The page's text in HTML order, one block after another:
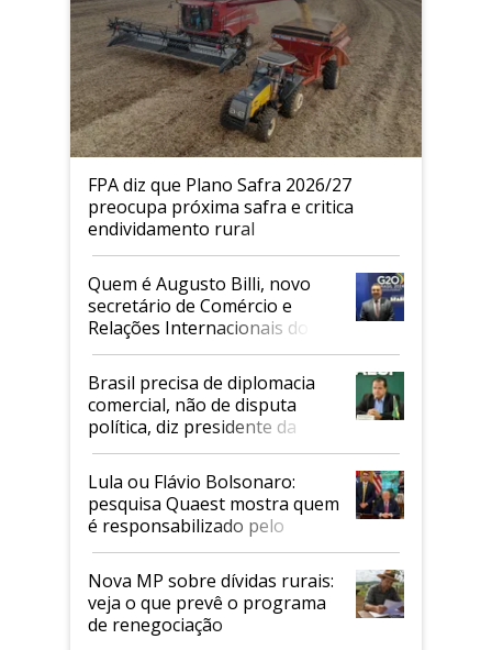
FPA diz que Plano Safra 2026/27
preocupa próxima safra e critica
endividamento rural
Quem é Augusto Billi, novo
secretário de Comércio e
Relações Internacionais do
Mapa
Brasil precisa de diplomacia
comercial, não de disputa
política, diz presidente da
Faesp
Lula ou Flávio Bolsonaro:
pesquisa Quaest mostra quem
é responsabilizado pelo
tarifaço dos EUA
Nova MP sobre dívidas rurais:
veja o que prevê o programa
de renegociação